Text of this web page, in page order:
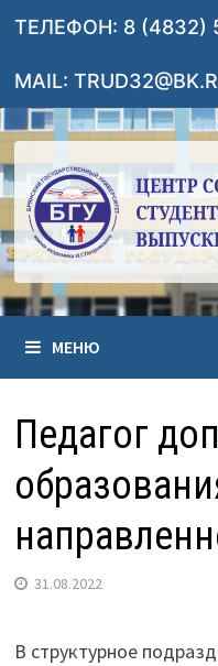
Перейти
содержимому
ТЕЛЕФОН: 8 (4832)
MAIL:
МЕНЮ
Педагог
31.08.2022
В структурное